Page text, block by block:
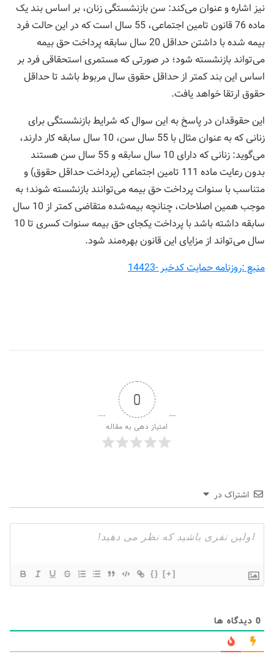
نیز اشاره و عنوان می‌کند: سن بازنشستگی زنان، بر اساس بند یک
ماده 76 قانون تامین اجتماعی، 55 سال است که در این حالت فرد
بیمه شده با داشتن حداقل 20 سال سابقه پرداخت حق بیمه
می‌تواند بازنشسته شود؛ در صورتی که مستمری استحقاقی فرد بر
اساس این بند کمتر از حداقل حقوق سال مربوط باشد تا حداقل
حقوق ارتقا خواهد یافت.
این حقوقدان در پاسخ به این سوال که شرایط بازنشستگی برای
زنانی که به عنوان مثال با 55 سال سن، 10 سال سابقه کار دارند،
می‌گوید: زنانی که دارای 10 سال سابقه و 55 سال سن هستند
بدون رعایت ماده 111 تامین اجتماعی (پرداخت حداقل حقوق) و
متناسب با سنوات پرداخت حق بیمه می‌توانند بازنشسته شوند؛ به
موجب همین اصلاحات، چنانچه بیمه‌شده متقاضی کمتر از 10 سال
سابقه داشته باشد با پرداخت یکجای حق بیمه سنوات کسری تا 10
سال می‌تواند از مزایای این قانون بهره‌مند شود.
منبع :روزنامه حمایت کدخبر -14423
0
امتیاز دهی به مقاله
اشتراک در
{} [+]
0 دیدگاه ها